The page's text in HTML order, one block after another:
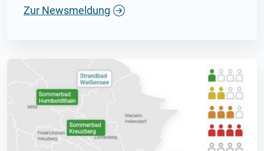
Zur Newsmeldung